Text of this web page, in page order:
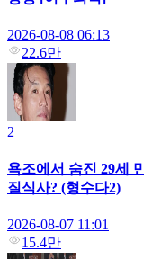
2026-08-08 06:13
22.6만
2
욕조에서 숨진 29세
질식사? (형수다2)
2026-08-07 11:01
15.4만